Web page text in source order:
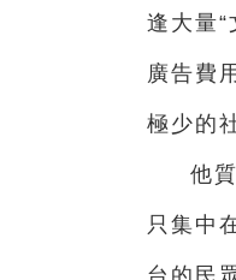
逢大量“
廣告費
極少的
他
只集中
台的民